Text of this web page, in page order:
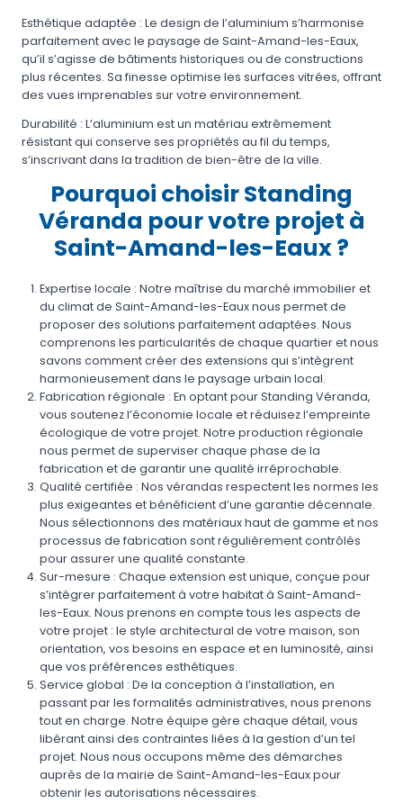
Esthétique adaptée : Le design de l’aluminium s’harmonise
parfaitement avec le paysage de Saint-Amand-les-Eaux,
qu’il s’agisse de bâtiments historiques ou de constructions
plus récentes. Sa finesse optimise les surfaces vitrées, offrant
des vues imprenables sur votre environnement.
Durabilité : L’aluminium est un matériau extrêmement
résistant qui conserve ses propriétés au fil du temps,
s’inscrivant dans la tradition de bien-être de la ville.
Pourquoi choisir Standing
Véranda pour votre projet à
Saint-Amand-les-Eaux ?
Expertise locale : Notre maîtrise du marché immobilier et
du climat de Saint-Amand-les-Eaux nous permet de
proposer des solutions parfaitement adaptées. Nous
comprenons les particularités de chaque quartier et nous
savons comment créer des extensions qui s’intègrent
harmonieusement dans le paysage urbain local.
Fabrication régionale : En optant pour Standing Véranda,
vous soutenez l’économie locale et réduisez l’empreinte
écologique de votre projet. Notre production régionale
nous permet de superviser chaque phase de la
fabrication et de garantir une qualité irréprochable.
Qualité certifiée : Nos vérandas respectent les normes les
plus exigeantes et bénéficient d’une garantie décennale.
Nous sélectionnons des matériaux haut de gamme et nos
processus de fabrication sont régulièrement contrôlés
pour assurer une qualité constante.
Sur-mesure : Chaque extension est unique, conçue pour
s’intégrer parfaitement à votre habitat à Saint-Amand-
les-Eaux. Nous prenons en compte tous les aspects de
votre projet : le style architectural de votre maison, son
orientation, vos besoins en espace et en luminosité, ainsi
que vos préférences esthétiques.
Service global : De la conception à l’installation, en
passant par les formalités administratives, nous prenons
tout en charge. Notre équipe gère chaque détail, vous
libérant ainsi des contraintes liées à la gestion d’un tel
projet. Nous nous occupons même des démarches
auprès de la mairie de Saint-Amand-les-Eaux pour
obtenir les autorisations nécessaires.